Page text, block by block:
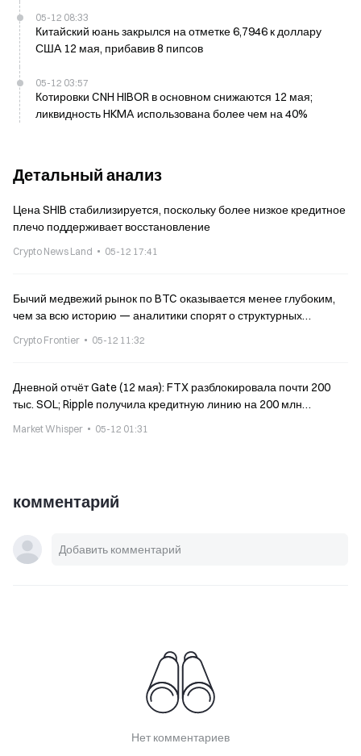
05-12 08:33
Китайский юань закрылся на отметке 6,7946 к доллару
США 12 мая, прибавив 8 пипсов
05-12 03:57
Котировки CNH HIBOR в основном снижаются 12 мая;
ликвидность HKMA использована более чем на 40%
Детальный анализ
Цена SHIB стабилизируется, поскольку более низкое кредитное
плечо поддерживает восстановление
Crypto News Land 05-12 17:41
Бычий медвежий рынок по BTC оказывается менее глубоким,
чем за всю историю — аналитики спорят о структурных
Crypto Frontier 05-12 11:32
Дневной отчёт Gate (12 мая): FTX разблокировала почти 200
тыс. SOL; Ripple получила кредитную линию на 200 млн
Market Whisper 05-12 01:31
комментарий
Нет комментариев